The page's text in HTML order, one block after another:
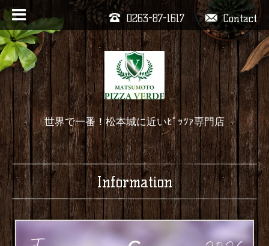
Contact
0263-87-1617
世界で一番！松本城に近いﾋﾟｯﾂｧ専門店
Information